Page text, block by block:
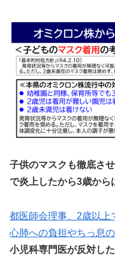
子供のマスクも徹底さ
で炎上したから3歳から
都医師会理事、2歳以
心肺への負担やちっ息
小児科専門医が反対し